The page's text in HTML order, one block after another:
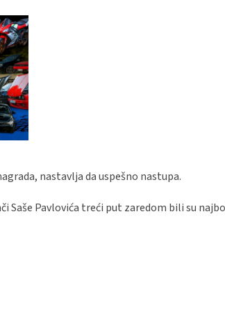
nastavlja da uspešno nastupa.
Saše Pavlovića treći put zaredom bili su